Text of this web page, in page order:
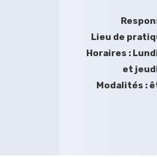
Lieu de
Horaires :
et
Modalités :